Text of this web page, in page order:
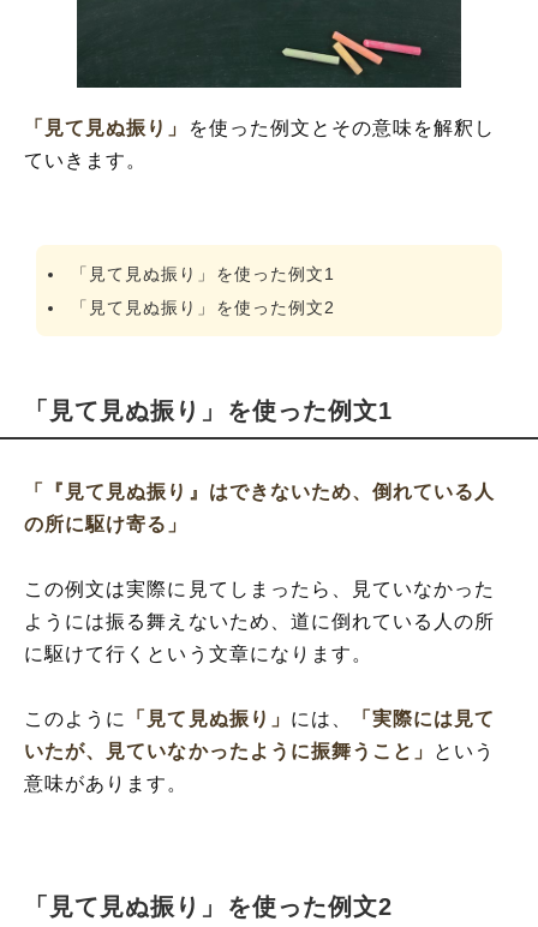
「見て見ぬ振り」
を使った例文とその意味を解釈し
ていきます。
「見て見ぬ振り」を使った例文1
「見て見ぬ振り」を使った例文2
「見て見ぬ振り」を使った例文1
「『見て見ぬ振り』はできないため、倒れている人
の所に駆け寄る」
この例文は実際に見てしまったら、見ていなかった
ようには振る舞えないため、道に倒れている人の所
に駆けて行くという文章になります。
このように 「見て見ぬ振り」 には、
「実際には見て
いたが、見ていなかったように振舞うこと」 という
意味があります。
「見て見ぬ振り」を使った例文2